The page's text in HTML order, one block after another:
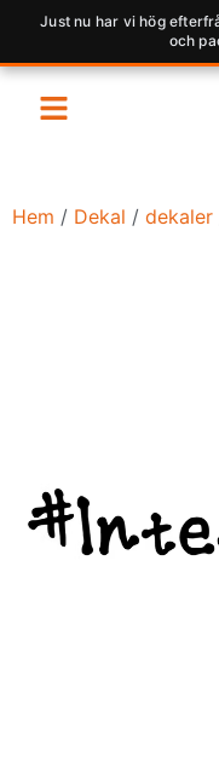
Just nu har vi hög
och
Hem / Dekal / dekaler